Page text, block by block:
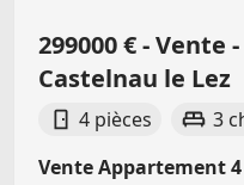
299000 € -
Castelnau le Lez
4 pièces 3
Vente Appartement 4